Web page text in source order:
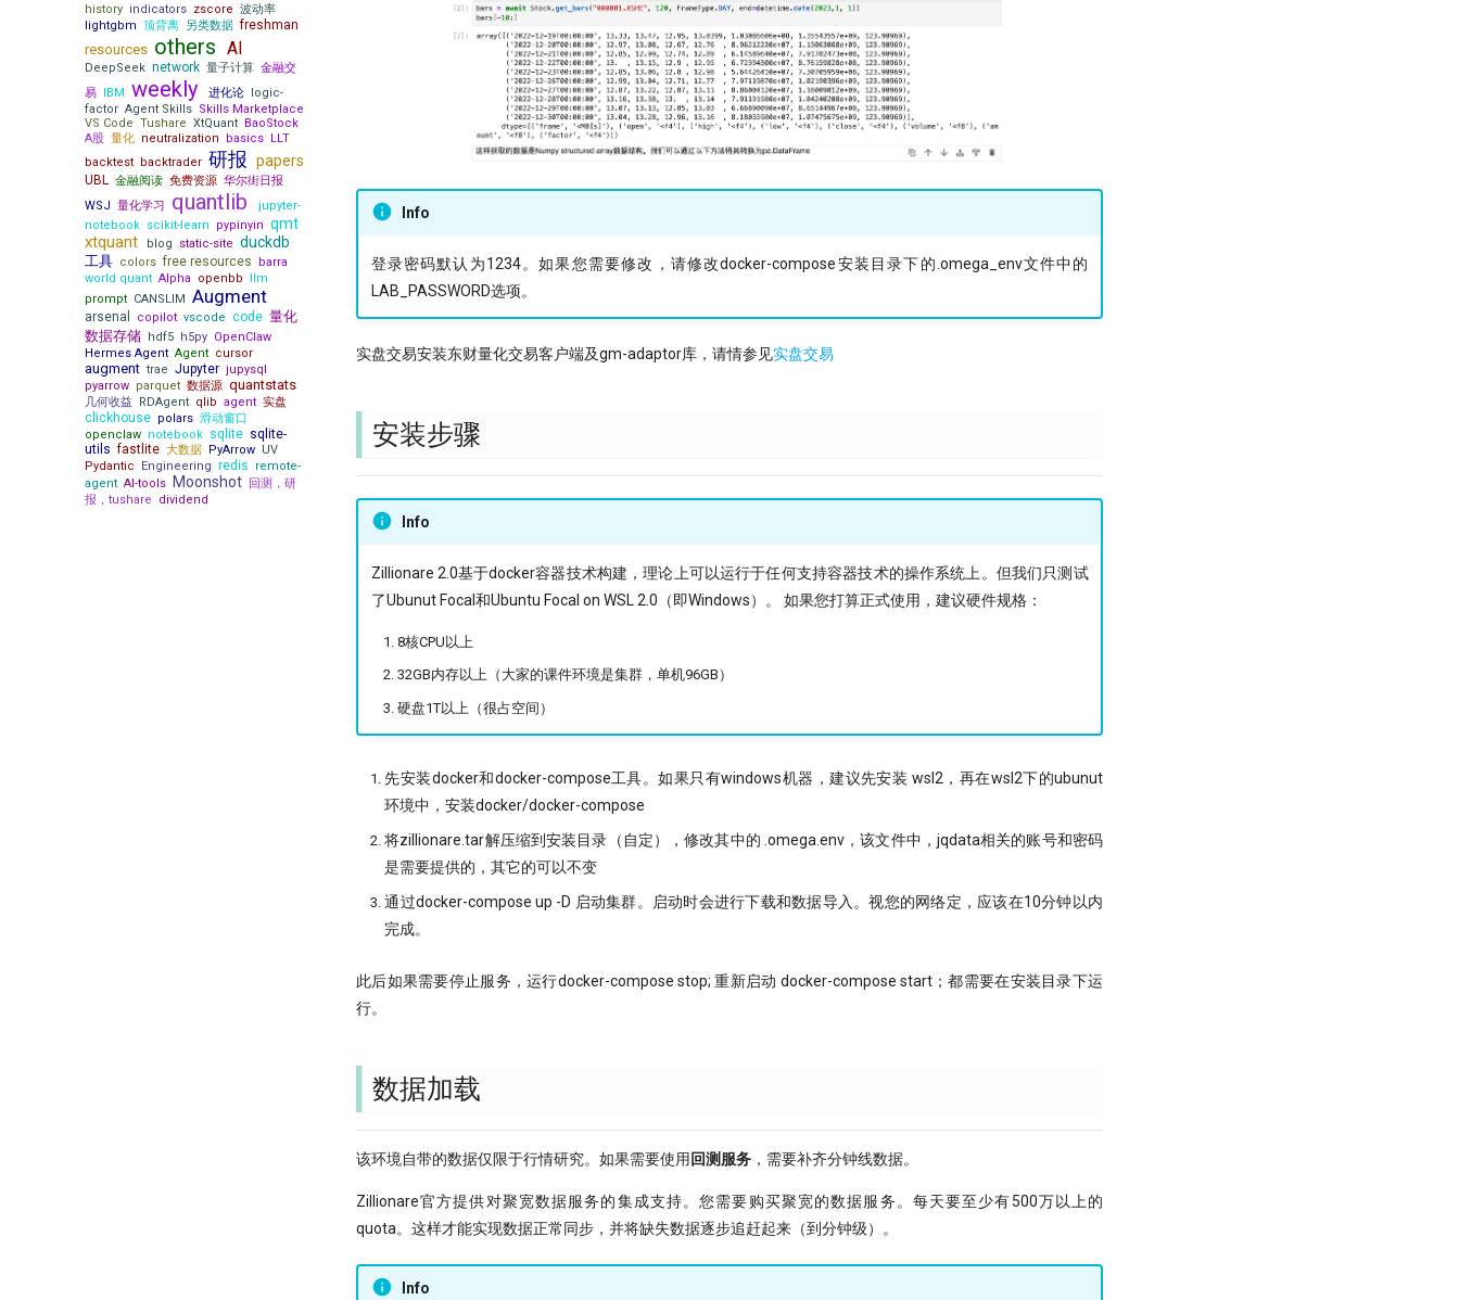
history indicators zscore 波动率
lightgbm 顶背离 另类数据freshman
resources others AI
DeepSeek network 量子计算 金融交
易 IBM weekly 进化论 logic-
factor Agent Skills Skills Marketplace
VS Code Tushare XtQuant BaoStock
A股 量化 neutralization basics LLT
backtest backtrader 研报 papers
UBL 金融阅读 免费资源 华尔街日报
WSJ 量化学习 quantlib
jupyter-
notebook scikit-learn pypinyin qmt
xtquant blog static-site duckdb
工具 colorsfree resources
barra
world quant Alpha openbb llm
prompt CANSLIM Augment
arsenal copilot vscode code 量化
数据存储 hdf5 h5py OpenClaw
Hermes Agent Agent cursor
augment trae Jupyter jupysql
pyarrow parquet 数据源 quantstats
几何收益 RDAgent qlib agent 实盘
clickhouse polars 滑动窗口
openclaw notebook sqlite sqlite-
utilsfastlite 大数据 PyArrow UV
Pydantic Engineering redis
remote-
agent AI-tools Moonshot 回测，研
报，tushare dividend
Info
登录密码默认为1234。如果您需要修改，请修改docker-compose安装目录下的.omega_env文件中的
LAB_PASSWORD选项。
实盘交易安装东财量化交易客户端及gm-adaptor库，请情参见实盘交易
安装步骤
Info
Zillionare 2.0基于docker容器技术构建，理论上可以运行于任何支持容器技术的操作系统上。但我们只测试
了Ubunut Focal和Ubuntu Focal on WSL 2.0（即Windows）。 如果您打算正式使用，建议硬件规格：
8核CPU以上
32GB内存以上（大家的课件环境是集群，单机96GB）
硬盘1T以上（很占空间）
先安装docker和docker-compose工具。如果只有windows机器，建议先安装 wsl2，再在wsl2下的ubunut
环境中，安装docker/docker-compose
将zillionare.tar解压缩到安装目录（自定），修改其中的 .omega.env，该文件中，jqdata相关的账号和密码
是需要提供的，其它的可以不变
通过docker-compose up -D 启动集群。启动时会进行下载和数据导入。视您的网络定，应该在10分钟以内
完成。
此后如果需要停止服务，运行docker-compose stop; 重新启动 docker-compose start；都需要在安装目录下运
行。
数据加载
该环境自带的数据仅限于行情研究。如果需要使用 回测服务 ，需要补齐分钟线数据。
Zillionare官方提供对聚宽数据服务的集成支持。您需要购买聚宽的数据服务。每天要至少有500万以上的
quota。这样才能实现数据正常同步，并将缺失数据逐步追赶起来（到分钟级）。
Info